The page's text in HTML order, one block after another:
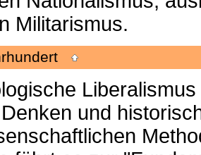
Militarismus.
und